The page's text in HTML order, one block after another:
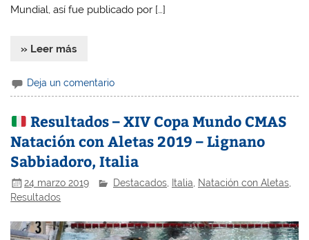
Mundial, así fue publicado por […]
» Leer más
Deja un comentario
Resultados – XIV Copa Mundo CMAS
Natación con Aletas 2019 – Lignano
Sabbiadoro, Italia
24 marzo 2019 Destacados Italia Natación con Aletas
Resultados